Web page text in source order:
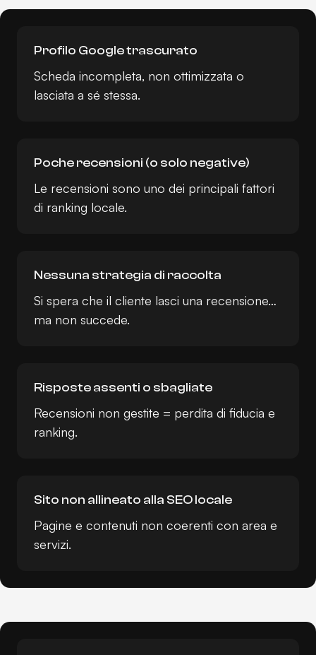
Profilo Google trascurato
Scheda incompleta, non ottimizzata o
lasciata a sé stessa.
Poche recensioni (o solo negative)
Le recensioni sono uno dei principali fattori
di ranking locale.
Nessuna strategia di raccolta
Si spera che il cliente lasci una recensione…
ma non succede.
Risposte assenti o sbagliate
Recensioni non gestite = perdita di fiducia e
ranking.
Sito non allineato alla SEO locale
Pagine e contenuti non coerenti con area e
servizi.